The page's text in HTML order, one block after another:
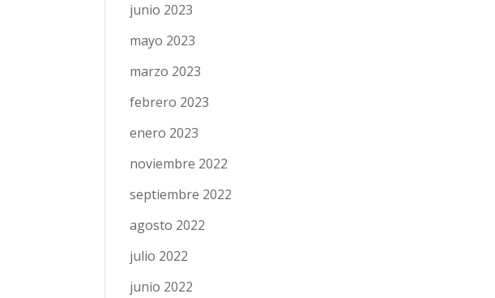
junio 2023
mayo 2023
marzo 2023
febrero 2023
enero 2023
noviembre 2022
septiembre 2022
agosto 2022
julio 2022
junio 2022